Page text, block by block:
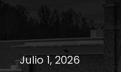
Julio 1, 2026